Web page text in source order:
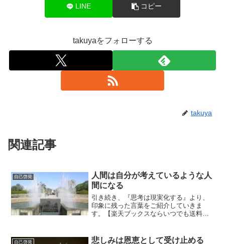
LINE コピー
takuyaをフォローする
takuya
関連記事
自己啓発
人間は自分が考えているような人
間になる
引き続き、『思考は現実化する』より、
印象に残った言葉をご紹介していきま
す。【楽天ブックスならいつでも送料無
ようとする衝動を秘めている。というタ
自己啓発 悲しみは恩恵として受け止める